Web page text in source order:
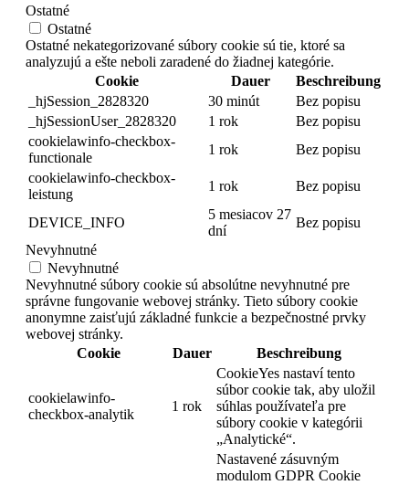
Ostatné
Ostatné
Ostatné nekategorizované súbory cookie sú tie, ktoré sa
analyzujú a ešte neboli zaradené do žiadnej kategórie.
Cookie
Dauer
Beschreibung
_hjSession_2828320
30 minút
Bez popisu
_hjSessionUser_2828320
1 rok
Bez popisu
cookielawinfo-checkbox-
functionale
1 rok
Bez popisu
cookielawinfo-checkbox-
leistung
1 rok Bez popisu
DEVICE_INFO
5 mesiacov 27
dní
Bez popisu
Nevyhnutné
Nevyhnutné
Nevyhnutné súbory cookie sú absolútne nevyhnutné pre
správne fungovanie webovej stránky. Tieto súbory cookie
anonymne zaisťujú základné funkcie a bezpečnostné prvky
webovej stránky.
Cookie
Dauer Beschreibung
cookielawinfo-
checkbox-analytik
1 rok
CookieYes nastaví tento
súbor cookie tak, aby uložil
súhlas používateľa pre
súbory cookie v kategórii
„Analytické“.
Nastavené zásuvným
modulom GDPR Cookie